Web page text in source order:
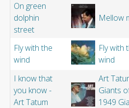
On green
dolphin
street
Mellow
Fly with the
wind
Fly with
wind
I know that
you know -
Art Tatum
Art
Giants
1949